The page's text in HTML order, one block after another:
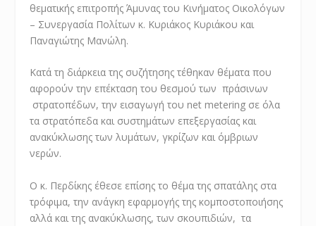
θεματικής επιτροπής Άμυνας του Kινήματος Oικολόγων
– Συνεργασία Πολίτων κ. Κυριάκος Κυριάκου και
Παναγιώτης Μανώλη.
Κατά τη διάρκεια της συζήτησης τέθηκαν θέματα που
αφορούν την επέκταση του θεσμού των πράσινων
στρατοπέδων, την εισαγωγή του net metering σε όλα
τα στρατόπεδα και συστημάτων επεξεργασίας και
ανακύκλωσης των λυμάτων, γκρίζων και όμβριων
νερών.
Ο κ. Περδίκης έθεσε επίσης το θέμα της σπατάλης στα
τρόφιμα, την ανάγκη εφαρμογής της κομποστοποιήσης
αλλά και της ανακύκλωσης, των σκουπιδιών, τα